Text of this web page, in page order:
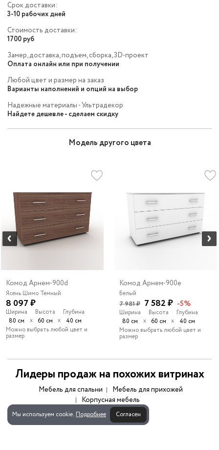
Мы используем cookie. Подробнее Согласен
Срок доставки:
3-10 рабочих дней
Стоимость доставки:
1700 руб
Замер, доставка, подъем, сборка, 3D-проект
Оплата онлайн или при получении
Любой цвет и размер на заказ
Варианты наполнений и опций на выбор
Надежные материалы - Ультрадекор
Найдете дешевле - сделаем скидку
Модель другого цвета
Комод Арнем-900d
Ясень Шимо Темный
8 097 ₽
Ширина
80 см
х
Высота
60 см
х
Глубина
40 см
Можно выбрать любой цвет и
размер
Комод Арнем-900e
Белый
7 981 ₽ 7 582 ₽ -5%
Ширина
80 см
х
Высота
60 см
х
Глубина
40 см
Можно выбрать любой цвет и
размер
Лидеры продаж на похожих витринах
Мебель для спальни
Мебель для прихожей
Корпусная мебель